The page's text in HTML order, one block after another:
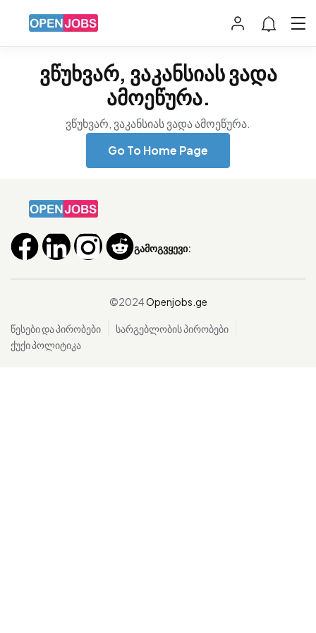
ვწუხვარ, ვაკანსიას ვადა
ამოეწურა.
ვწუხვარ, ვაკანსიას ვადა ამოეწურა.
Go To Home Page
გამოგვყევი:
©2024Openjobs.ge
წესები და პირობები
სარგებლობის პირობები
ქუქი პოლიტიკა